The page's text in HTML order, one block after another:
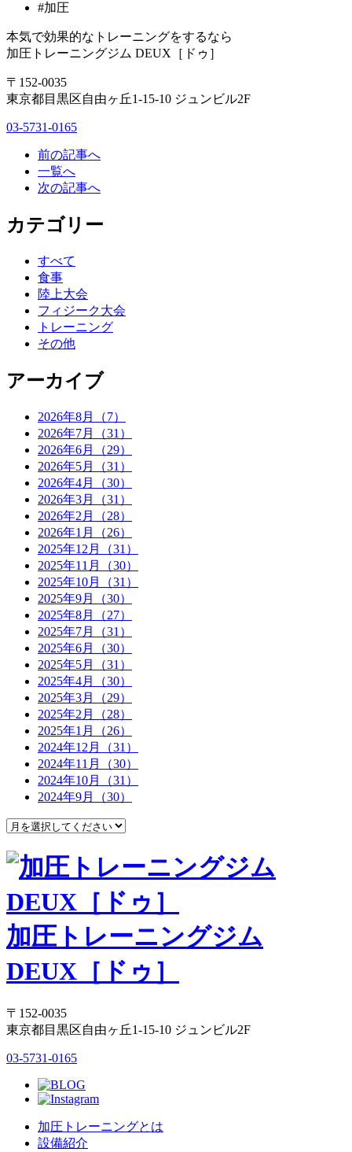
#加圧
本気で効果的なトレーニングをするなら
加圧トレーニングジム DEUX［ドゥ］
〒152-0035
東京都目黒区自由ヶ丘1-15-10 ジュンビル2F
03-5731-0165
前の記事へ
一覧へ
次の記事へ
カテゴリー
すべて
食事
陸上大会
フィジーク大会
トレーニング
その他
アーカイブ
2026年8月（7）
2026年7月（31）
2026年6月（29）
2026年5月（31）
2026年4月（30）
2026年3月（31）
2026年2月（28）
2026年1月（26）
2025年12月（31）
2025年11月（30）
2025年10月（31）
2025年9月（30）
2025年8月（27）
2025年7月（31）
2025年6月（30）
2025年5月（31）
2025年4月（30）
2025年3月（29）
2025年2月（28）
2025年1月（26）
2024年12月（31）
2024年11月（30）
2024年10月（31）
2024年9月（30）
加圧トレーニングジム
DEUX［ドゥ］
〒152-0035
東京都目黒区自由ヶ丘1-15-10 ジュンビル2F
03-5731-0165
加圧トレーニングとは
設備紹介